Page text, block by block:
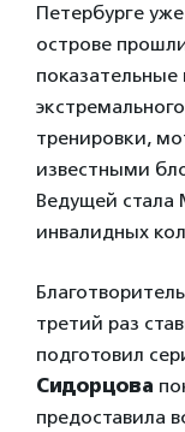
Петербурге
острове
тренировки,
известными
Ведущей стала
инвалидных
третий раз
подготовил
Сидорцова
предоставила